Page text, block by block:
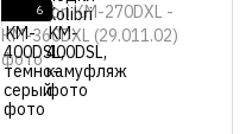
6